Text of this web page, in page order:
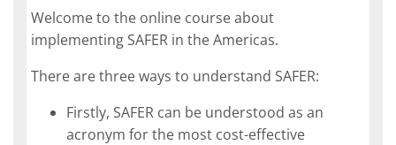
Welcome to the online course about
implementing SAFER in the Americas.
There are three ways to understand SAFER:
Firstly, SAFER can be understood as an
acronym for the most cost-effective